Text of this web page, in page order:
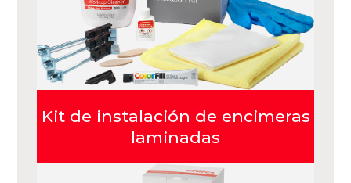
Kit de instalación de encimeras
laminadas